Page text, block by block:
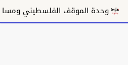
وحدة الموقف الفلسطيني ومسار غزة